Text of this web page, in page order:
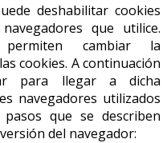
deshabilitar cookies
que utilice.
cambiar la
cookies. A continuación
para llegar a dicha
navegadores utilizados
que se describen
del navegador: